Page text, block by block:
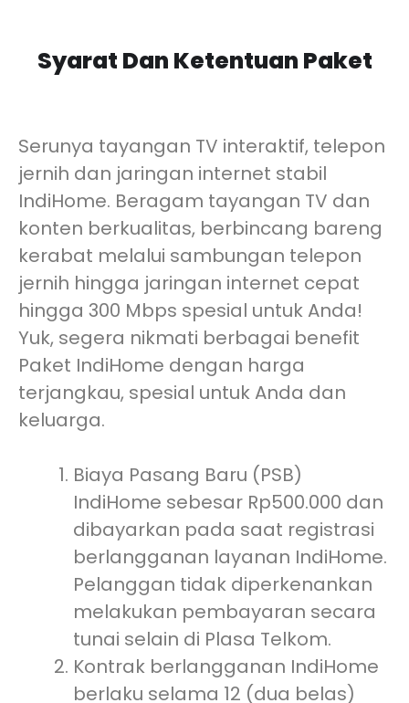
Syarat Dan Ketentuan Paket
Serunya tayangan TV interaktif, telepon
jernih dan jaringan internet stabil
IndiHome. Beragam tayangan TV dan
konten berkualitas, berbincang bareng
kerabat melalui sambungan telepon
jernih hingga jaringan internet cepat
hingga 300 Mbps spesial untuk Anda!
Yuk, segera nikmati berbagai benefit
Paket IndiHome dengan harga
terjangkau, spesial untuk Anda dan
keluarga.
Biaya Pasang Baru (PSB)
IndiHome sebesar Rp500.000 dan
dibayarkan pada saat registrasi
berlangganan layanan IndiHome.
Pelanggan tidak diperkenankan
melakukan pembayaran secara
tunai selain di Plasa Telkom.
Kontrak berlangganan IndiHome
berlaku selama 12 (dua belas)